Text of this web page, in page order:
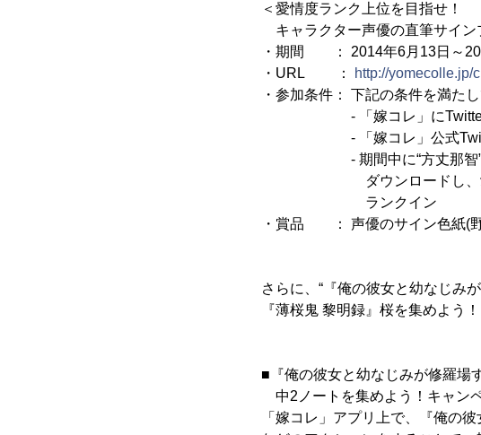
＜愛情度ランク上位を目指せ！
キャラクター声優の直筆サイン
・期間 ： 2014年6月13日～
・URL ：
http://yomecolle.jp/
・参加条件： 下記の条件を満た
- 「嫁コレ」にTwitterア
- 「嫁コレ」公式Twitterア
- 期間中に“方丈那智”の
ダウンロードし、愛情度
ランクイン
・賞品 ： 声優のサイン色紙(
さらに、“『俺の彼女と幼なじみ
『薄桜鬼 黎明録』桜を集めよう
■『俺の彼女と幼なじみが修羅場
中2ノートを集めよう！キャン
「嫁コレ」アプリ上で、『俺の